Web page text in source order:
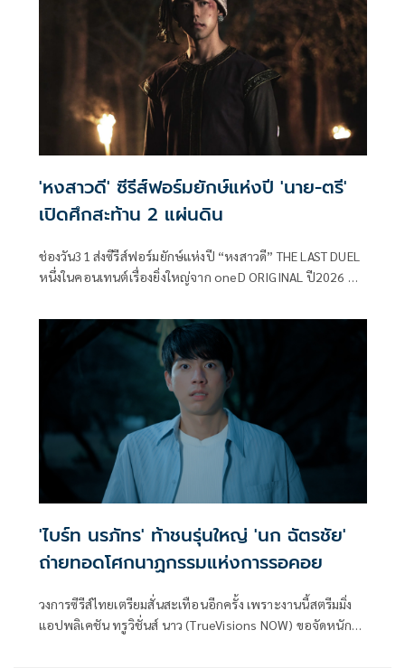
'หงสาวดี' ซีรีส์ฟอร์มยักษ์แห่งปี 'นาย-ตรี'
เปิดศึกสะท้าน 2 แผ่นดิน
ช่องวัน31 ส่งซีรีส์ฟอร์มยักษ์แห่งปี “หงสาวดี” THE LAST DUEL
หนึ่งในคอนเทนต์เรื่องยิ่งใหญ่จาก oneD ORIGINAL ปี2026 ที่
ประเทศชาติ จะตัดขาดสายสัมพันธ์ของพี่น้อง” ก่อเกิดเป็น
สงครามยุทธหัตถีระหว่างสองแผ่นดินที่ยิ่งใหญ่ที่สุดใน
'ไบร์ท นรภัทร' ท้าชนรุ่นใหญ่ 'นก ฉัตรชัย'
ถ่ายทอดโศกนาฏกรรมแห่งการรอคอย
วงการซีรีส์ไทยเตรียมสั่นสะเทือนอีกครั้ง เพราะงานนี้สตรีมมิ่ง
แอปพลิเคชัน ทรูวิชั่นส์ นาว (TrueVisions NOW) ขอจัดหนักส่ง